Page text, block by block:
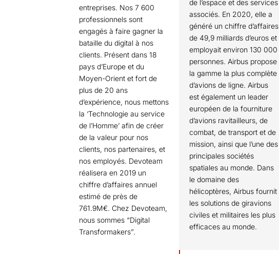
entreprises. Nos 7 600
professionnels sont
engagés à faire gagner la
bataille du digital à nos
clients. Présent dans 18
pays d’Europe et du
Moyen-Orient et fort de
plus de 20 ans
d’expérience, nous mettons
la ‘Technologie au service
de l’Homme’ afin de créer
de la valeur pour nos
clients, nos partenaires, et
nos employés. Devoteam
réalisera en 2019 un
chiffre d’affaires annuel
estimé de près de
761.9M€. Chez Devoteam,
nous sommes “Digital
Transformakers”.
de l’espace et des services
associés. En 2020, elle a
généré un chiffre d’affaires
de 49,9 milliards d’euros et
employait environ 130 000
personnes. Airbus propose
la gamme la plus complète
d’avions de ligne. Airbus
est également un leader
européen de la fourniture
d’avions ravitailleurs, de
combat, de transport et de
mission, ainsi que l’une des
principales sociétés
spatiales au monde. Dans
le domaine des
hélicoptères, Airbus fournit
les solutions de giravions
civiles et militaires les plus
efficaces au monde.